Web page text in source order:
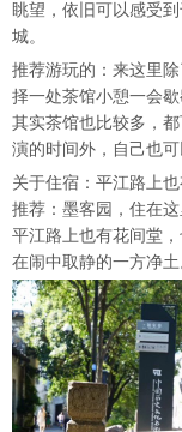
眺望，依旧可以感受
城。
推荐游玩的：来这里
择一处茶馆小憩一会
其实茶馆也比较多，
演的时间外，自己也
关于住宿：平江路上
推荐：墨客园，住在
平江路上也有花间堂
在闹中取静的一方净土